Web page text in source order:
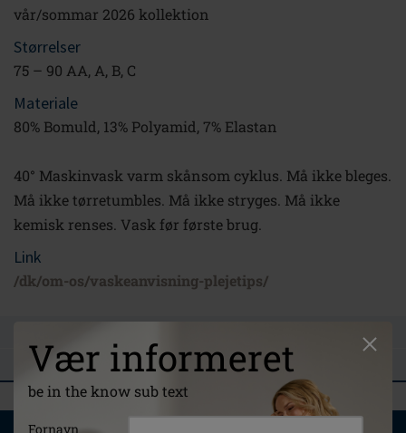
Vær informeret
be in the know sub text
Fornavn
vår/sommar 2026 kollektion
Størrelser
75 – 90 AA, A, B, C
Materiale
80% Bomuld, 13% Polyamid, 7% Elastan
40° Maskinvask varm skånsom cyklus. Må ikke bleges.
Må ikke tørretumbles. Må ikke stryges. Må ikke
kemisk renses. Vask før første brug.
Link
/dk/om-os/vaskeanvisning-plejetips/
ANMELDELSER